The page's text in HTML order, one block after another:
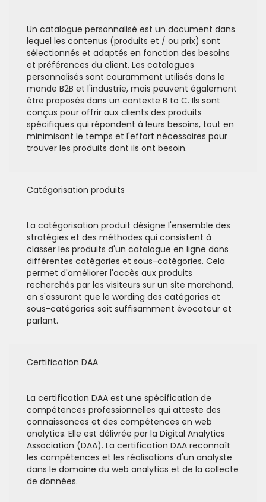
Un catalogue personnalisé est un document dans
lequel les contenus (produits et / ou prix) sont
sélectionnés et adaptés en fonction des besoins
et préférences du client. Les catalogues
personnalisés sont couramment utilisés dans le
monde B2B et l'industrie, mais peuvent également
être proposés dans un contexte B to C. Ils sont
conçus pour offrir aux clients des produits
spécifiques qui répondent à leurs besoins, tout en
minimisant le temps et l'effort nécessaires pour
trouver les produits dont ils ont besoin.
Catégorisation produits
La catégorisation produit désigne l'ensemble des
stratégies et des méthodes qui consistent à
classer les produits d'un catalogue en ligne dans
différentes catégories et sous-catégories. Cela
permet d'améliorer l'accès aux produits
recherchés par les visiteurs sur un site marchand,
en s'assurant que le wording des catégories et
sous-catégories soit suffisamment évocateur et
parlant.
Certification DAA
La certification DAA est une spécification de
compétences professionnelles qui atteste des
connaissances et des compétences en web
analytics. Elle est délivrée par la Digital Analytics
Association (DAA). La certification DAA reconnaît
les compétences et les réalisations d'un analyste
dans le domaine du web analytics et de la collecte
de données.